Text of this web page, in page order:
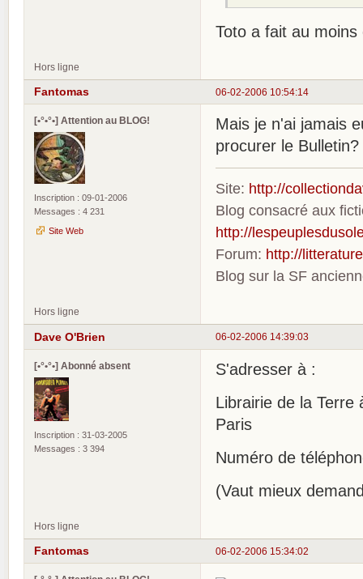
Toto a fait au
Hors ligne
06-02-2006 10:54:14
Fantomas
[•°•°•] Attention au BLOG!
Inscription : 09-01-2006
Messages : 4 231
Site Web
Mais je n'ai jamais
procurer le Bulletin?
Site: http://
Blog consacré aux
http://
Forum: http://
Blog sur la SF
Hors ligne
06-02-2006 14:39:03
Dave O'Brien
[•°•°•] Abonné absent
Inscription : 31-03-2005
Messages : 3 394
S'adresser à :
Librairie de la
Paris
Numéro de
(Vaut mieux
Hors ligne
06-02-2006 15:34:02
Fantomas